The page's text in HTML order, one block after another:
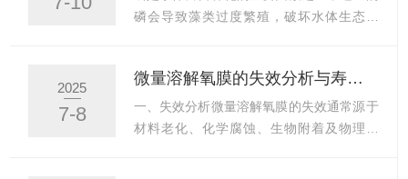
通过内置的高精度光度计发射特定波长的
了有力支持。一、原理与应用主要用于检测
养化，进而引发藻类大量繁殖，破坏水体生
态平衡，甚至导致鱼类和其他水生生物死
亡。因此，准确监测水中磷含量对于预防和
磷会导致藻类过度繁殖，破坏水体生态平
于水质监测和环境保护具有重要意义。
SWAN磷表试剂凭借其性能，成为磷含量检
测的方案。精准检测：确保数据可靠性此
2025
7-8
微量溶解氧膜的失效分析与寿命延长策略
一、失效分析微量溶解氧膜的失效通常源于
材料老化、化学腐蚀、生物附着及物理损